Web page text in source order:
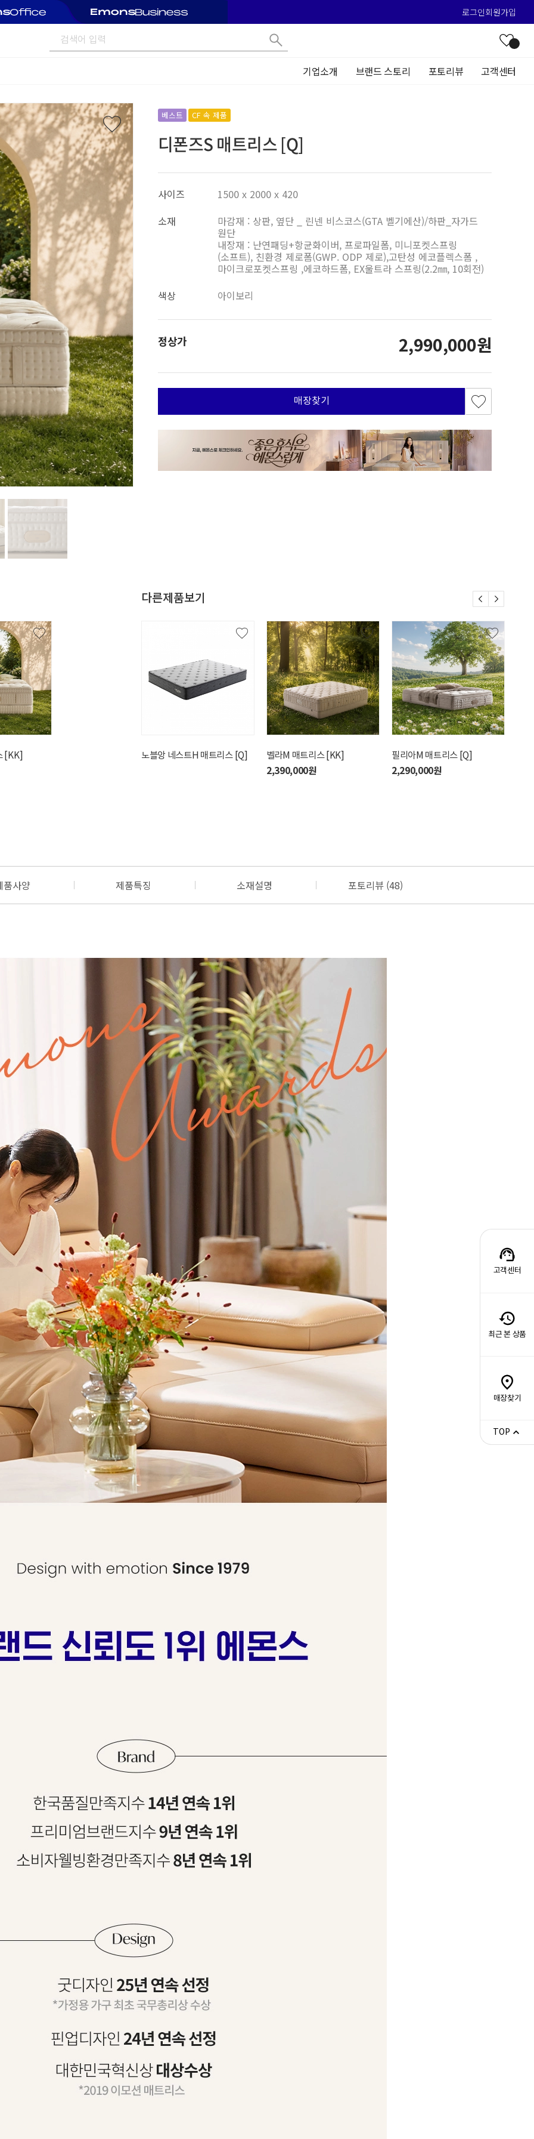
로그인회원가입
기업소개 브랜드 스토리 포토리뷰 고객센터
베스트 CF 속 제품
디폰즈S 매트리스 [Q]
사이즈
1500 x 2000 x 420
소재
마감재 : 상판, 옆단 _ 린넨 비스코스(GTA 벨기에산)/하판_자가드
원단
내장재 : 난연패딩+항균화이버, 프로파일폼, 미니포켓스프링
(소프트), 친환경 제로폼(GWP. ODP 제로),고탄성 에코플렉스폼 ,
마이크로포켓스프링 ,에코하드폼, EX울트라 스프링(2.2㎜, 10회전)
색상
아이보리
정상가 2,990,000원
매장찾기
[KK]
다른제품보기
포레스300H 매트리스 [KK] 노블앙 네스트H 매트리스 [Q] 벨라M 매트리스 [KK]
2,390,000원
필리아M 매트리스 [Q]
2,290,000원
품사양 제품특징 소재설명 포토리뷰 (48)
고객센터
최근 본 상품
매장찾기
TOP